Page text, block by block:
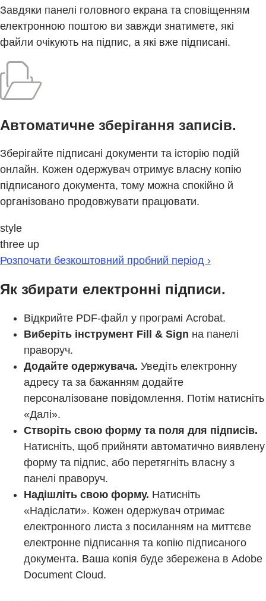
Завдяки панелі головного екрана та сповіщенням
електронною поштою ви завжди знатимете, які
файли очікують на підпис, а які вже підписані.
Автоматичне зберігання записів.
Зберігайте підписані документи та історію подій
онлайн. Кожен одержувач отримує власну копію
підписаного документа, тому можна спокійно й
організовано продовжувати працювати.
style
three up
Розпочати безкоштовний пробний період ›
Як збирати електронні підписи.
Відкрийте PDF-файл у програмі Acrobat.
Виберіть інструмент Fill & Sign на панелі
праворуч.
Додайте одержувача. Уведіть електронну
адресу та за бажанням додайте
персоналізоване повідомлення. Потім натисніть
«Далі».
Створіть свою форму та поля для підписів.
Натисніть, щоб прийняти автоматично виявлену
форму та підпис, або перетягніть власну з
панелі праворуч.
Надішліть свою форму. Натисніть
«Надіслати». Кожен одержувач отримає
електронного листа з посиланням на миттєве
електронне підписання та копію підписаного
документа. Ваша копія буде збережена в Adobe
Document Cloud.